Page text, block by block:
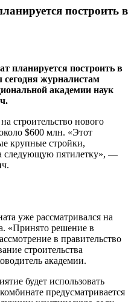
построить в
планируется построить в
журналистам
академии наук
строительство нового
$600 млн. «Этот
крупные стройки,
следующую пятилетку», —
уже рассматривался на
«Принято решение в
в правительство
строительства
академии.
будет использовать
предусматривается